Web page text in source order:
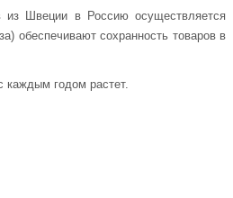
из Швеции в Россию осуществляется
обеспечивают сохранность товаров в
каждым годом растет.